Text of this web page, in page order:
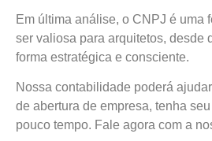
Em última análise, o CNPJ é uma
ser valiosa para arquitetos, desde
forma estratégica e consciente.
Nossa contabilidade poderá
de abertura de empresa, tenha
pouco tempo. Fale agora com a